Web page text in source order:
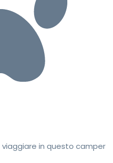
in questo camper